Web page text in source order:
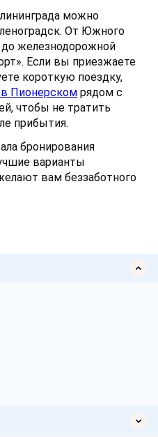
можно
От Южного
до железнодорожной
Если вы приезжаете
короткую поездку,
в Пионерском рядом с
чтобы не тратить
прибытия.
бронирования
варианты
вам беззаботного